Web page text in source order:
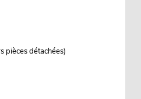
pièces détachées)